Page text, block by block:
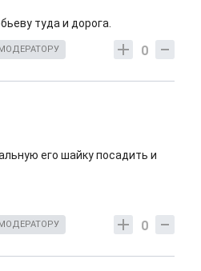
туда и дорога.
0
его шайку посадить и
0